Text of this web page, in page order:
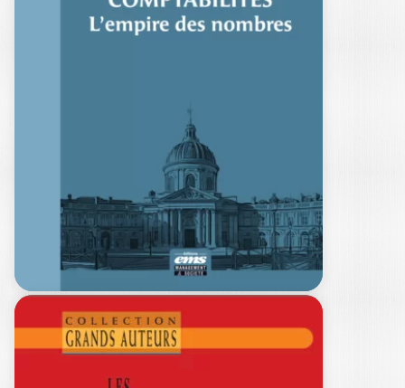
LE DOCTORATE OF
« EXPERTISE…
DIDIER BENSADON|ALAIN BURLAUD
Ouvrage labellisé FNEGE (2026),
catégorie « Ouvrage de Recherche
Collectif » L’ouvrage Le…
20,00€